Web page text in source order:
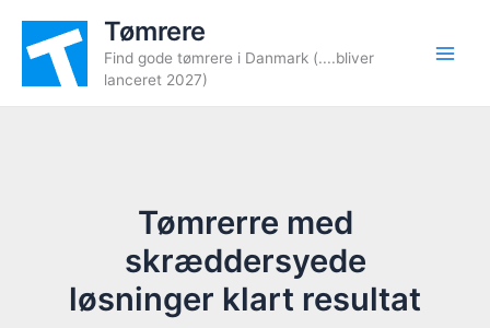
indholdet
Tømrere
Find gode tømrere i Danmark (....bliver
lanceret 2027)
Tømrerre med
skræddersyede
løsninger klart resultat